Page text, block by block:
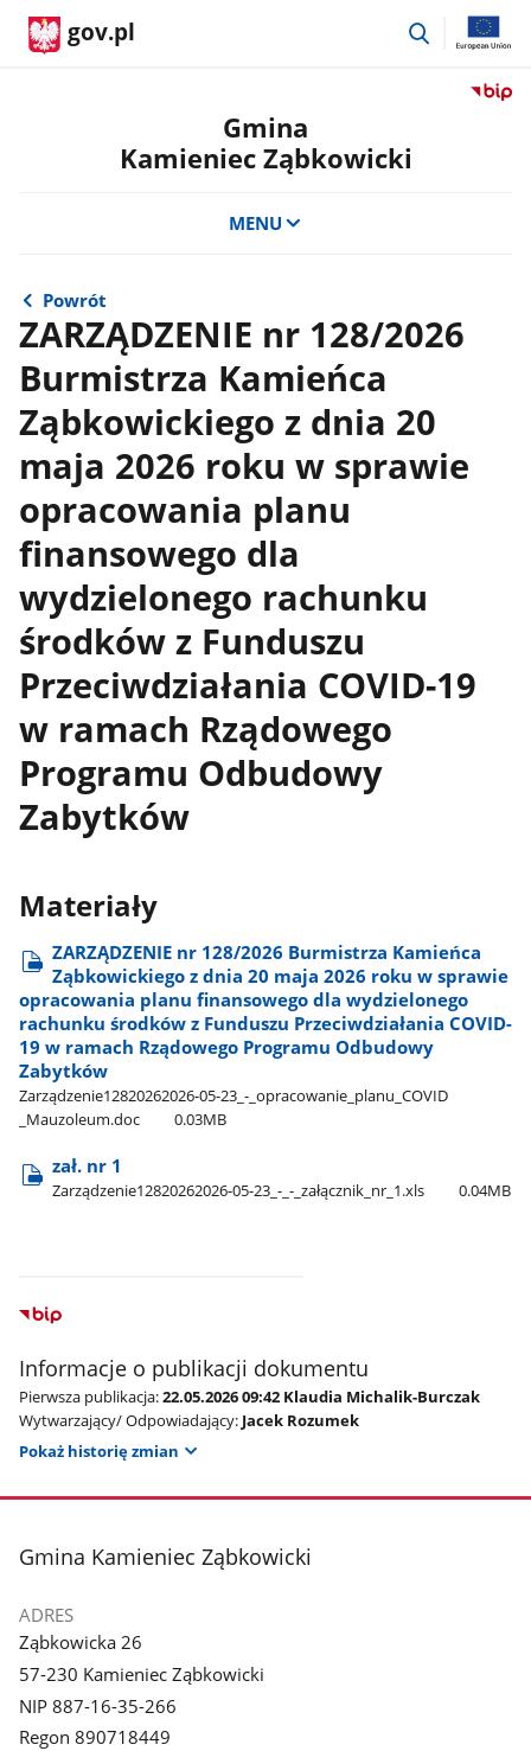
gov.pl
przejdź
Przejdź
Gmina
Kamieniec Ząbkowicki
MENU
Powrót
ZARZĄDZENIE nr 128/2026
Burmistrza Kamieńca
Ząbkowickiego z dnia 20
maja 2026 roku w sprawie
opracowania planu
finansowego dla
wydzielonego rachunku
środków z Funduszu
Przeciwdziałania COVID-19
w ramach Rządowego
Programu Odbudowy
Zabytków
Materiały
ZARZĄDZENIE nr 128/2026 Burmistrza Kamieńca
Ząbkowickiego z dnia 20 maja 2026 roku w sprawie
opracowania planu finansowego dla wydzielonego
rachunku środków z Funduszu Przeciwdziałania COVID-
19 w ramach Rządowego Programu Odbudowy
Zabytków
Zarządzenie12820262026-05-23​_-​_opracowanie​_planu​_COVID​
_Mauzoleum.doc
0.03MB
zał. nr 1
Zarządzenie12820262026-05-23​_-​_-​_załącznik​_nr​_1.xls 0.04MB
Informacje o publikacji dokumentu
Pierwsza publikacja:22.05.2026 09:42 Klaudia Michalik-Burczak
Wytwarzający/ Odpowiadający: Jacek Rozumek
Pokaż historię zmian
stopka
Gmina Kamieniec Ząbkowicki
ADRES
Ząbkowicka 26
57-230 Kamieniec Ząbkowicki
NIP 887-16-35-266
Regon 890718449